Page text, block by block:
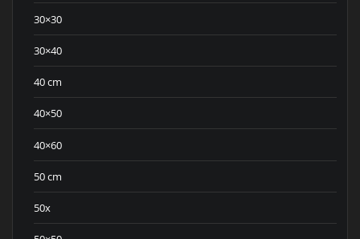
30×30
30×40
40 cm
40×50
40×60
50 cm
50x